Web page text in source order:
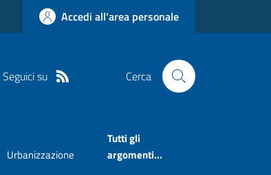
Accedi all'area personale
Seguici su Cerca
Urbanizzazione
Tutti gli
argomenti...